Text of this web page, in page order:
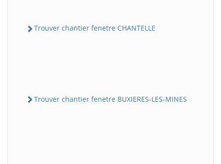
Trouver chantier fenetre CHANTELLE
Trouver chantier fenetre BUXIERES-LES-MINES